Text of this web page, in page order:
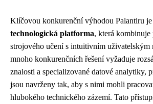
Klíčovou konkurenční výhodou Palantiru je
technologická platforma, která
strojového učení s intuitivním uživatelským
mnoho konkurenčních řešení vyžaduje
znalosti a specializované datové analytiky,
jsou navrženy tak, aby s nimi mohli
hlubokého technického zázemí. Tato